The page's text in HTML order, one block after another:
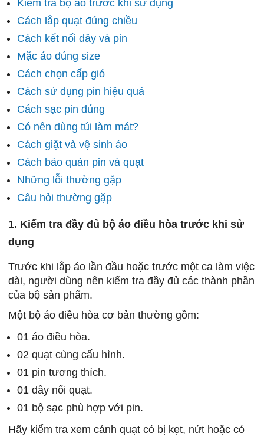
Kiểm tra bộ áo trước khi sử dụng
Cách lắp quạt đúng chiều
Cách kết nối dây và pin
Mặc áo đúng size
Cách chọn cấp gió
Cách sử dụng pin hiệu quả
Cách sạc pin đúng
Có nên dùng túi làm mát?
Cách giặt và vệ sinh áo
Cách bảo quản pin và quạt
Những lỗi thường gặp
Câu hỏi thường gặp
1. Kiểm tra đầy đủ bộ áo điều hòa trước khi sử
dụng
Trước khi lắp áo lần đầu hoặc trước một ca làm việc
dài, người dùng nên kiểm tra đầy đủ các thành phần
của bộ sản phẩm.
Một bộ áo điều hòa cơ bản thường gồm:
01 áo điều hòa.
02 quạt cùng cấu hình.
01 pin tương thích.
01 dây nối quạt.
01 bộ sạc phù hợp với pin.
Hãy kiểm tra xem cánh quạt có bị kẹt, nứt hoặc có